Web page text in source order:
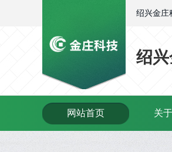
绍兴金庄
绍
网站首页 关